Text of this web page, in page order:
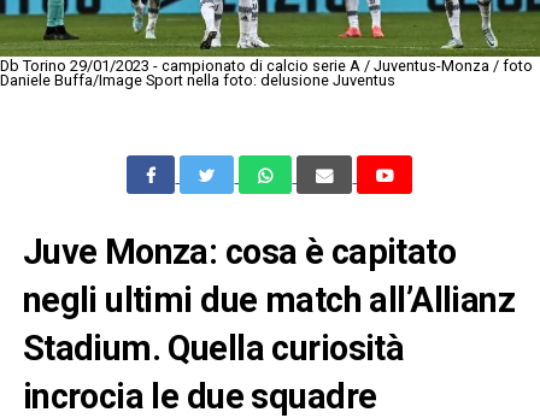
Db Torino 29/01/2023 - campionato di calcio serie A / Juventus-Monza / foto
Daniele Buffa/Image Sport nella foto: delusione Juventus
Juve Monza: cosa è capitato
negli ultimi due match all’Allianz
Stadium. Quella curiosità
incrocia le due squadre